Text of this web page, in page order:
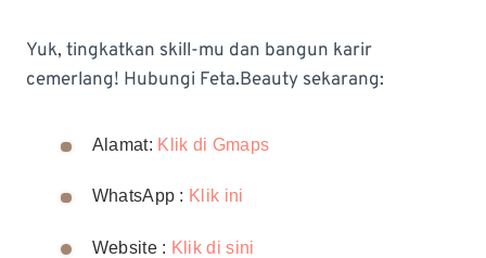
Yuk, tingkatkan skill-mu dan bangun karir
cemerlang! Hubungi Feta.Beauty sekarang:
Alamat: Klik di Gmaps
WhatsApp : Klik ini
Website : Klik di sini